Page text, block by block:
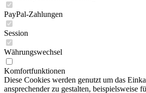
PayPal-Zahlungen
Session
Währungswechsel
Komfortfunktionen
Diese Cookies werden genutzt um das
ansprechender zu gestalten, beispielsweise